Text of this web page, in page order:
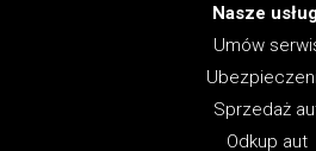
Nasze
Umów
Sprzedaż
Odkup aut